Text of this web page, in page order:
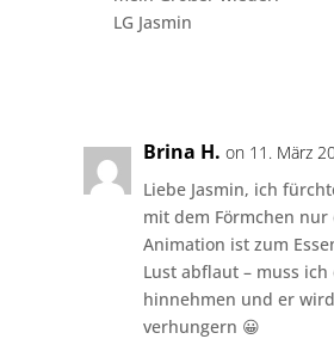
LG Jasmin
Brina H. on 11. März
Liebe Jasmin, ich
mit dem Förmchen
Animation ist zum
Lust abflaut – muss ich
hinnehmen und er
verhungern 😀